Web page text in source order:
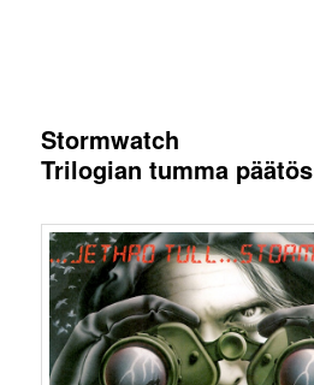
Stormwatch
Trilogian tumma päätös